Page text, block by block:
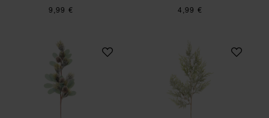
9,99 € 4,99 €
Blätterzweig mit Tanne und ZapfenKoniferenzweig